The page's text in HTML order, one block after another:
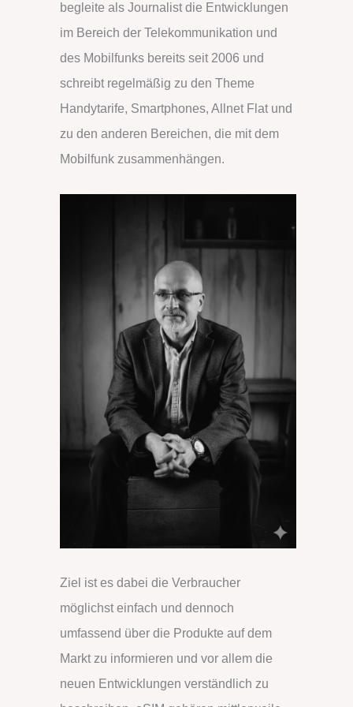
n
a
c
h
:
begleite als Journalist die Entwicklungen
im Bereich der Telekommunikation und
des Mobilfunks bereits seit 2006 und
schreibt regelmäßig zu den Theme
Handytarife, Smartphones, Allnet Flat und
zu den anderen Bereichen, die mit dem
Mobilfunk zusammenhängen.
Ziel ist es dabei die Verbraucher
möglichst einfach und dennoch
umfassend über die Produkte auf dem
Markt zu informieren und vor allem die
neuen Entwicklungen verständlich zu